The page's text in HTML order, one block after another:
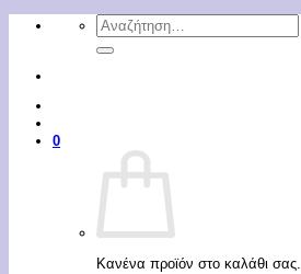
Μετάβαση
Αναζήτηση
για:
0
Κανένα προϊόν στο καλάθι σας.